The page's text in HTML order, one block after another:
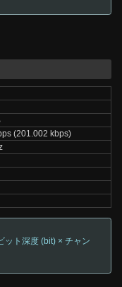
(201.002 kbps)
ット深度 (bit) × チャン